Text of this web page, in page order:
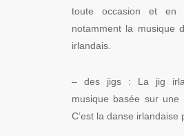
toute occasion et en
notamment la musique
irlandais.
– des jigs : La jig
musique basée sur une
C’est la danse irlandaise